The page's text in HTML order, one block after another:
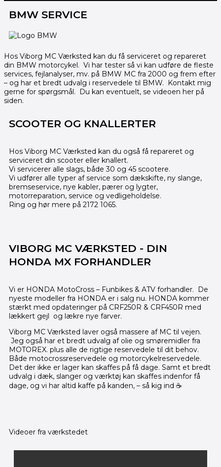
BMW SERVICE
Hos Viborg MC Værksted kan du få serviceret og repareret
din BMW motorcykel. Vi har tester så vi kan udføre de fleste
services, fejlanalyser, mv. på BMW MC fra 2000 og frem efter
– og har et bredt udvalg i reservedele til BMW. Kontakt mig
gerne for spørgsmål. Du kan eventuelt, se videoen her på
siden.
SCOOTER OG KNALLERTER
Hos Viborg MC Værksted kan du også få repareret og
serviceret din scooter eller knallert.
Vi servicerer alle slags, både 30 og 45 scootere.
Vi udfører alle typer af service som dækskifte, ny slange,
bremseservice, nye kabler, pærer og lygter,
motorreparation, service og vedligeholdelse.
Ring og hør mere på 2172 1065.
VIBORG MC VÆRKSTED - DIN
HONDA MX FORHANDLER
Vi er HONDA MotoCross – Funbikes & ATV forhandler. De
nyeste modeller fra HONDA er i salg nu. HONDA kommer
stærkt med opdateringer på CRF250R & CRF450R med
lækkert gejl og lækre nye farver.
Viborg MC Værksted laver også massere af MC til vejen.
Jeg også har et bredt udvalg af olie og smøremidler fra
MOTOREX. plus alle de rigtige reservedele til dit behov.
Både motocrossreservedele og motorcykelreservedele.
Det der ikke er lager kan skaffes på få dage. Samt et bredt
udvalg i dæk, slanger og værktøj kan skaffes indenfor få
dage, og vi har altid kaffe på kanden, – så kig ind ☕️
Videoer fra værkstedet